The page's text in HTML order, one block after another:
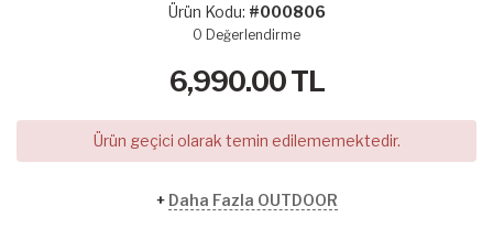
Ürün Kodu: #000806
0 Değerlendirme
6,990.00TL
Ürün geçici olarak temin edilememektedir.
+ Daha Fazla OUTDOOR